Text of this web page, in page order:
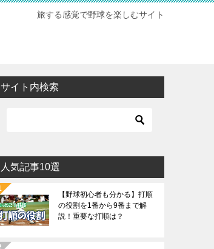
旅する感覚で野球を楽しむサイト
サイト内検索
人気記事10選
【野球初心者も分かる】打順
の役割を1番から9番まで解
説！重要な打順は？